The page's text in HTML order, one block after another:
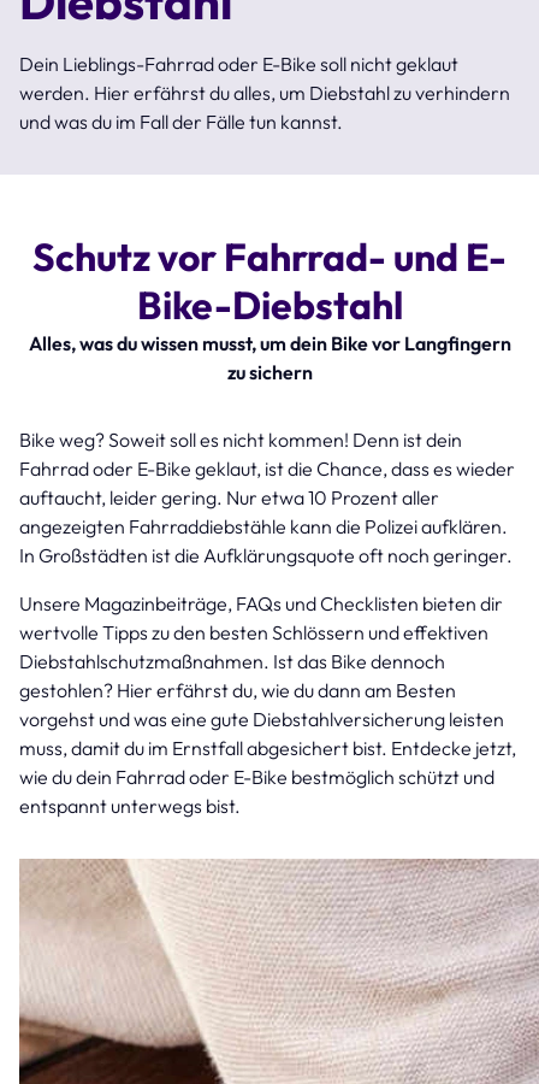
Dein Lieblings-Fahrrad oder E-Bike soll nicht geklaut
werden. Hier erfährst du alles, um Diebstahl zu verhindern
und was du im Fall der Fälle tun kannst.
Schutz vor Fahrrad- und E-
Bike-Diebstahl
Alles, was du wissen musst, um dein Bike vor Langfingern
zu sichern
Bike weg? Soweit soll es nicht kommen! Denn ist dein
Fahrrad oder E-Bike geklaut, ist die Chance, dass es wieder
auftaucht, leider gering. Nur etwa 10 Prozent aller
angezeigten Fahrraddiebstähle kann die Polizei aufklären.
In Großstädten ist die Aufklärungsquote oft noch geringer.
Unsere Magazinbeiträge, FAQs und Checklisten bieten dir
wertvolle Tipps zu den besten Schlössern und effektiven
Diebstahlschutzmaßnahmen. Ist das Bike dennoch
gestohlen? Hier erfährst du, wie du dann am Besten
vorgehst und was eine gute Diebstahlversicherung leisten
muss, damit du im Ernstfall abgesichert bist. Entdecke jetzt,
wie du dein Fahrrad oder E-Bike bestmöglich schützt und
entspannt unterwegs bist.